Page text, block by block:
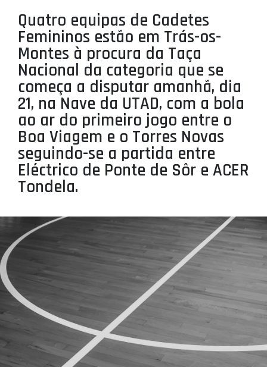
MINIBASQUETE
ÁREA TÉCNICA
PROJETOS
LIGA BETCLIC MASCULINA
LIGA BETCLIC FEMININA
Quatro equipas de Cadetes
Femininos estão em Trás-os-
Montes à procura da Taça
Nacional da categoria que se
começa a disputar amanhã, dia
21, na Nave da UTAD, com a bola
ao ar do primeiro jogo entre o
Boa Viagem e o Torres Novas
seguindo-se a partida entre
Eléctrico de Ponte de Sôr e ACER
Tondela.